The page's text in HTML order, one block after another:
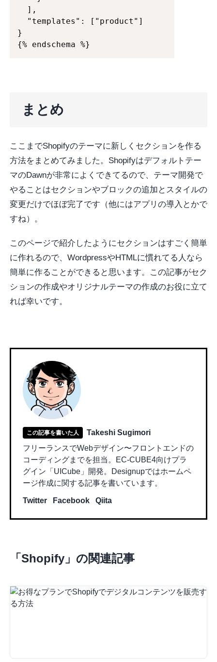
  ],
  "templates": ["product"]
}
{% endschema %}
まとめ
ここまでShopifyのテーマに新しくセクションを作る
方法をまとめてみました。Shopifyはデフォルトテー
マのDawnが非常によくできてるので、テーマ開発で
やることはセクションやブロックの追加とスタイルの
変更だけでほぼ完了です（他にはアプリの導入とかで
すね）。
このページで紹介したようにセクションはすごく簡単
に作れるので、WordpressやHTMLに慣れてる人なら
簡単に作ることができると思います。この記事がセク
ションの作成やオリジナルテーマの作成のお役に立て
れば幸いです。
この記事を書いた人
Takeshi Sugimori
フリーランスでWebデザイン〜フロントエンドの
コーディングまでを担当。EC-CUBE4向けプラ
グイン「UICube」開発。Designupではホームペ
ージ作成に関する記事を書いています。
Twitter Facebook Qiita
「Shopify 」の関連記事